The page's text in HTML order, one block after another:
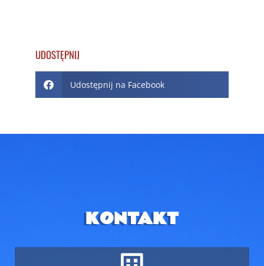
UDOSTĘPNIJ
Udostępnij na Facebook
KONTAKT